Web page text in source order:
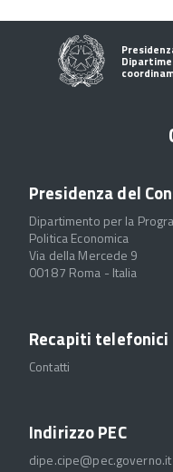
Presidenza del
Dipartimento per la
Politica Economica
Via della Mercede 9
00187 Roma - Italia
Recapiti telefonici
Contatti
Indirizzo PEC
dipe.cipe@pec.governo.it